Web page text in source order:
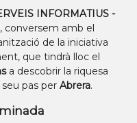
INFORMATIUS -
, conversem amb el
de la iniciativa
que tindrà lloc el
a descobrir la riquesa
pas per Abrera.